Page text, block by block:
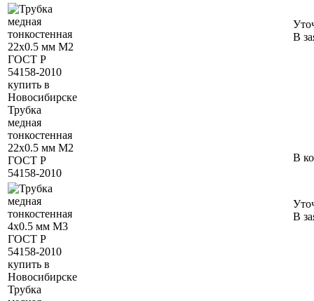
Трубка
медная
тонкостенная
22х0.5 мм М2
ГОСТ Р
54158-2010
В
В
Трубка
В